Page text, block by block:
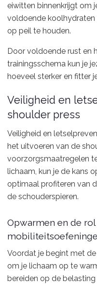
eiwitten binnenkrijgt om
voldoende koolhydraten
op peil te houden.
Door voldoende rust en
trainingsschema kun je
hoeveel sterker en fitter
Veiligheid en
shoulder press
Veiligheid en
het uitvoeren van de
voorzorgsmaatregelen
lichaam, kun je de kans
optimaal profiteren van
de schouderspieren.
Opwarmen en de rol
Voordat je begint met
om je lichaam op te
bereiden op de